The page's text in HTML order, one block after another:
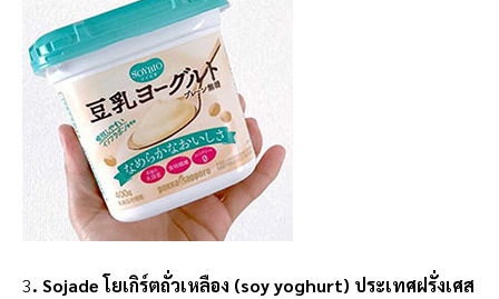
3. Sojade โยเกิร์ตถั่วเหลือง (soy yoghurt) ประเทศฝรั่งเศส